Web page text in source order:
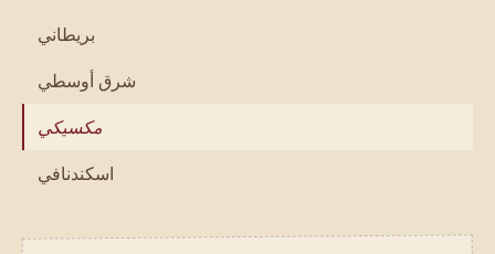
بريطاني
شرق أوسطي
مكسيكي
اسكندنافي